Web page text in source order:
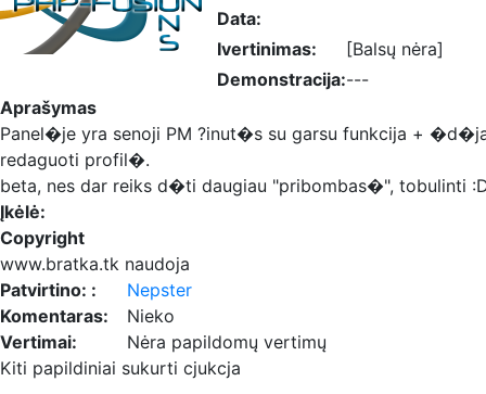
Data:
Ivertinimas:
[Balsų nėra]
Demonstracija:---
Aprašymas
Panel�je yra senoji PM ?inut�s su garsu funkcija +
redaguoti profil�.
beta, nes dar reiks d�ti daugiau "pribombas�", tobulinti
Įkėlė:
Copyright
www.bratka.tk naudoja
Patvirtino: :
Nepster
Komentaras:
Nieko
Vertimai:
Nėra papildomų vertimų
Kiti papildiniai sukurti cjukcja